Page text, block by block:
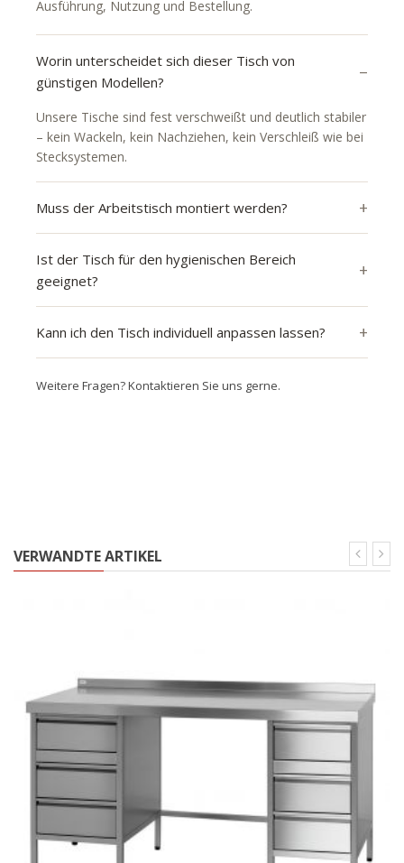
Ausführung, Nutzung und Bestellung.
Worin unterscheidet sich dieser Tisch von
günstigen Modellen?
Unsere Tische sind fest verschweißt und deutlich stabiler
– kein Wackeln, kein Nachziehen, kein Verschleiß wie bei
Stecksystemen.
Muss der Arbeitstisch montiert werden?
Ist der Tisch für den hygienischen Bereich
geeignet?
Kann ich den Tisch individuell anpassen lassen?
Weitere Fragen? Kontaktieren Sie uns gerne.
VERWANDTE ARTIKEL